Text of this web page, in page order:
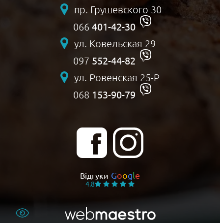
Відгуки Google
4.8
пр. Грушевского 30
066 401-42-30
ул. Ковельская 29
097 552-44-82
ул. Ровенская 25-Р
068 153-90-79